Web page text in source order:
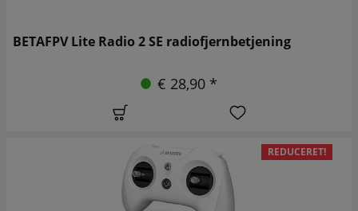
BETAFPV Lite Radio 2 SE radiofjernbetjening
€ 28,90 *
REDUCERET!